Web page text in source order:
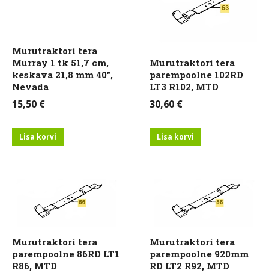
Murutraktori tera
Murray 1 tk 51,7 cm,
keskava 21,8 mm 40″,
Nevada
15,50 €
Lisa korvi
Murutraktori tera
parempoolne 102RD
LT3 R102, MTD
30,60 €
Lisa korvi
Murutraktori tera
parempoolne 86RD LT1
R86, MTD
Murutraktori tera
parempoolne 920mm
RD LT2 R92, MTD